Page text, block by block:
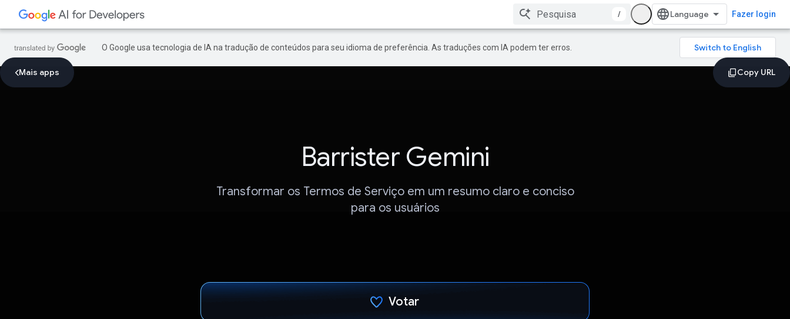
/ Fazer login
O Google usa tecnologia de IA na tradução de conteúdos para seu idioma de preferência. As traduções com IA podem ter erros.
Mais apps
Barrister Gemini
Transformar os Termos de Serviço em um resumo claro e conciso
para os usuários
Votar